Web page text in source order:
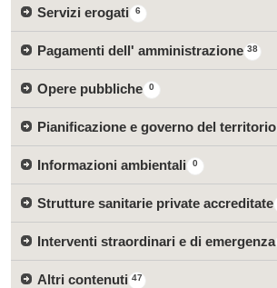
6
Servizi erogati
38
Pagamenti dell' amministrazione
0
Opere pubbliche
Pianificazione e governo del territorio
0
Informazioni ambientali
Strutture sanitarie private accreditate
Interventi straordinari e di emergenza
47
Altri contenuti